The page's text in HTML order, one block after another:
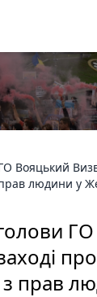
Вояцький
людини у
прав